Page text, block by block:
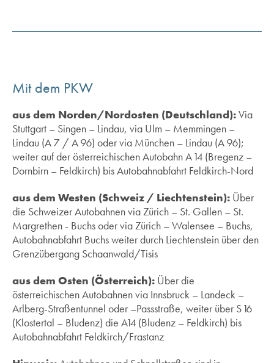
Mit dem PKW
aus dem Norden/Nordosten (Deutschland):Via
Stuttgart – Singen – Lindau, via Ulm – Memmingen –
Lindau (A 7 / A 96) oder via München – Lindau (A 96);
weiter auf der österreichischen Autobahn A 14 (Bregenz –
Dornbirn – Feldkirch) bis Autobahnabfahrt Feldkirch-Nord
aus dem Westen (Schweiz / Liechtenstein): Über
die Schweizer Autobahnen via Zürich – St. Gallen – St.
Margrethen - Buchs oder via Zürich – Walensee – Buchs,
Autobahnabfahrt Buchs weiter durch Liechtenstein über den
Grenzübergang Schaanwald/Tisis
aus dem Osten (Österreich): Über die
österreichischen Autobahnen via Innsbruck – Landeck –
Arlberg-Straßentunnel oder –Passstraße, weiter über S 16
(Klostertal – Bludenz) die A14 (Bludenz – Feldkirch) bis
Autobahnabfahrt Feldkirch/Frastanz